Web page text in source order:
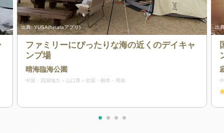
出典:YUSA(hinataアプリ)
ファミリーにぴったりな海の近くのデイキャ
ンプ場
晴海臨海公園
中国・四国地方 山口県 岩国・柳井・周南
出